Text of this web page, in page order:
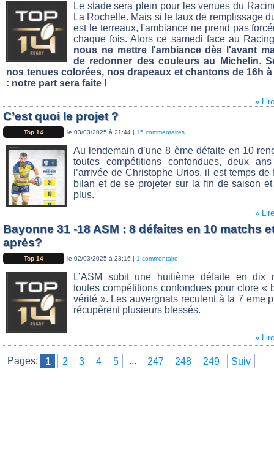
Le stade sera plein pour les venues du
La Rochelle. Mais si le taux de remplissage
est le terreaux, l'ambiance ne prend pas
chaque fois. Alors ce samedi face au
nous ne mettre l'ambiance dès l'avant
de redonner des couleurs au Michelin.
nos tenues colorées, nos drapeaux et chantons de 16h à
: notre part sera faite !
»
C’est quoi le projet ?
Top 14 le 03/03/2025 à 21:44 | 15 commentaires
Au lendemain d’une 8 ème défaite en 10
toutes compétitions confondues, deux
l’arrivée de Christophe Urios, il est temps de
bilan et de se projeter sur la fin de saison et
plus.
»
Bayonne 31 -18 ASM : 8 défaites en 10 matchs
après?
Top 14 le 02/03/2025 à 23:16 | 1 commentaire
L’ASM subit une huitième défaite en dix
toutes compétitions confondues pour clore «
vérité ». Les auvergnats reculent à la 7 eme
récupèrent plusieurs blessés.
»
Pages: 1 2 3 4 5 ... 247 248 249 Suiv